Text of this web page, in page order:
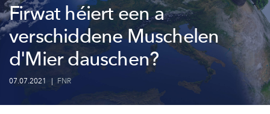
Firwat héiert een a
verschiddene Muschelen
d'Mier dauschen?
07.07.2021 | FNR